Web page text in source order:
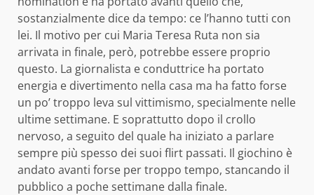
sostanzialmente dice da tempo: ce l’hanno tutti con
lei. Il motivo per cui Maria Teresa Ruta non sia
arrivata in finale, però, potrebbe essere proprio
questo. La giornalista e conduttrice ha portato
energia e divertimento nella casa ma ha fatto forse
un po’ troppo leva sul vittimismo, specialmente nelle
ultime settimane. E soprattutto dopo il crollo
nervoso, a seguito del quale ha iniziato a parlare
sempre più spesso dei suoi flirt passati. Il giochino è
andato avanti forse per troppo tempo, stancando il
pubblico a poche settimane dalla finale.